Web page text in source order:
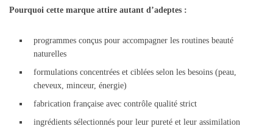
Pourquoi cette marque attire autant d’adeptes :
programmes conçus pour accompagner les routines beauté
naturelles
formulations concentrées et ciblées selon les besoins (peau,
cheveux, minceur, énergie)
fabrication française avec contrôle qualité strict
ingrédients sélectionnés pour leur pureté et leur assimilation